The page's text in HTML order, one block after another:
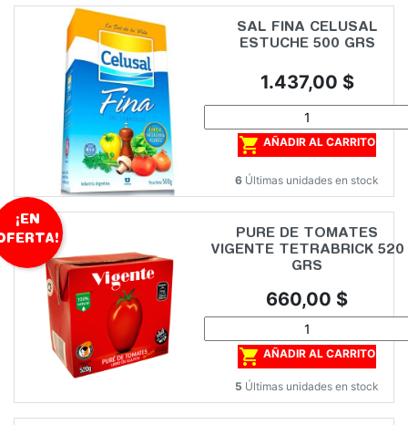
SAL FINA CELUSAL
ESTUCHE 500 GRS
Precio
1.437,00 $
 AÑADIR AL CARRITO
6 Últimas unidades en stock
PURE DE TOMATES
VIGENTE TETRABRICK 520
GRS
Precio
660,00 $
 AÑADIR AL CARRITO
5 Últimas unidades en stock
¡EN